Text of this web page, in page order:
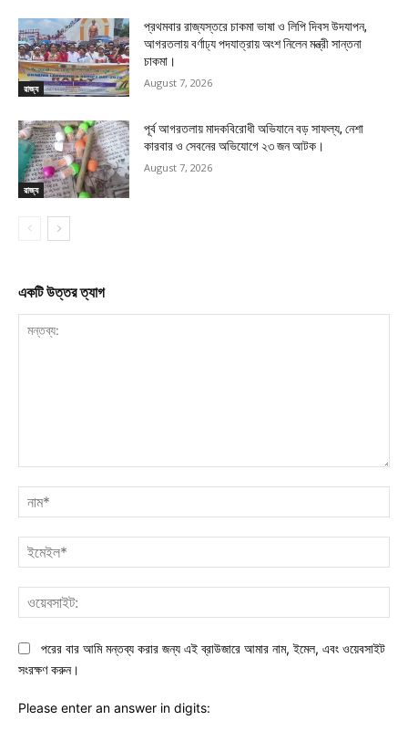
রাজ্য
প্রথমবার রাজ্যস্তরে চাকমা ভাষা ও লিপি দিবস উদযাপন,
আগরতলায় বর্ণাঢ্য পদযাত্রায় অংশ নিলেন মন্ত্রী সান্তনা
চাকমা।
August 7, 2026
রাজ্য
পূর্ব আগরতলায় মাদকবিরোধী অভিযানে বড় সাফল্য, নেশা
কারবার ও সেবনের অভিযোগে ২৩ জন আটক।
August 7, 2026
একটি উত্তর ত্যাগ
পরের বার আমি মন্তব্য করার জন্য এই ব্রাউজারে আমার নাম, ইমেল, এবং ওয়েবসাইট
সংরক্ষণ করুন।
Please enter an answer in digits: